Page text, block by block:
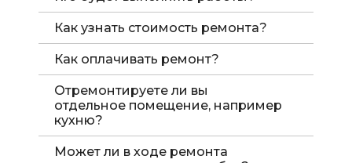
Как узнать стоимость ремонта?
Как оплачивать ремонт?
Отремонтируете ли вы
отдельное помещение, например
кухню?
Может ли в ходе ремонта